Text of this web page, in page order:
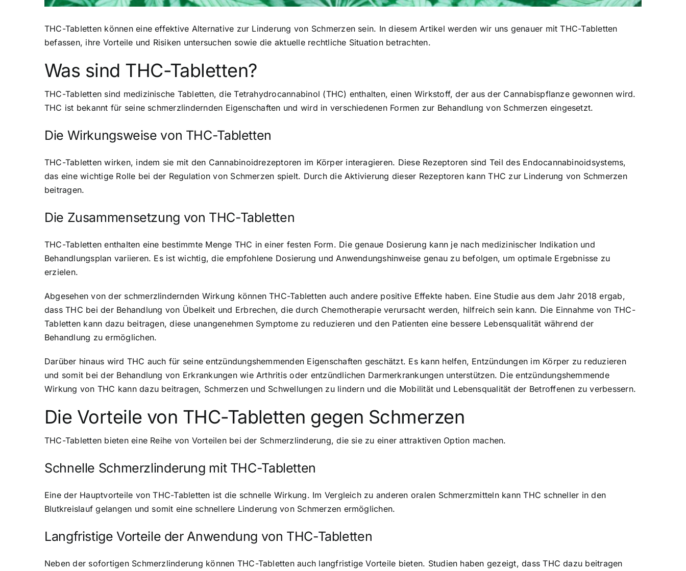
THC-Tabletten können eine effektive Alternative zur Linderung von Schmerzen sein. In diesem Artikel werden wir uns genauer mit THC-Tabletten
befassen, ihre Vorteile und Risiken untersuchen sowie die aktuelle rechtliche Situation betrachten.
Was sind THC-Tabletten?
THC-Tabletten sind medizinische Tabletten, die Tetrahydrocannabinol (THC) enthalten, einen Wirkstoff, der aus der Cannabispflanze gewonnen wird.
THC ist bekannt für seine schmerzlindernden Eigenschaften und wird in verschiedenen Formen zur Behandlung von Schmerzen eingesetzt.
Die Wirkungsweise von THC-Tabletten
THC-Tabletten wirken, indem sie mit den Cannabinoidrezeptoren im Körper interagieren. Diese Rezeptoren sind Teil des Endocannabinoidsystems,
das eine wichtige Rolle bei der Regulation von Schmerzen spielt. Durch die Aktivierung dieser Rezeptoren kann THC zur Linderung von Schmerzen
beitragen.
Die Zusammensetzung von THC-Tabletten
THC-Tabletten enthalten eine bestimmte Menge THC in einer festen Form. Die genaue Dosierung kann je nach medizinischer Indikation und
Behandlungsplan variieren. Es ist wichtig, die empfohlene Dosierung und Anwendungshinweise genau zu befolgen, um optimale Ergebnisse zu
erzielen.
Abgesehen von der schmerzlindernden Wirkung können THC-Tabletten auch andere positive Effekte haben. Eine Studie aus dem Jahr 2018 ergab,
dass THC bei der Behandlung von Übelkeit und Erbrechen, die durch Chemotherapie verursacht werden, hilfreich sein kann. Die Einnahme von THC-
Tabletten kann dazu beitragen, diese unangenehmen Symptome zu reduzieren und den Patienten eine bessere Lebensqualität während der
Behandlung zu ermöglichen.
Darüber hinaus wird THC auch für seine entzündungshemmenden Eigenschaften geschätzt. Es kann helfen, Entzündungen im Körper zu reduzieren
und somit bei der Behandlung von Erkrankungen wie Arthritis oder entzündlichen Darmerkrankungen unterstützen. Die entzündungshemmende
Wirkung von THC kann dazu beitragen, Schmerzen und Schwellungen zu lindern und die Mobilität und Lebensqualität der Betroffenen zu verbessern.
Die Vorteile von THC-Tabletten gegen Schmerzen
THC-Tabletten bieten eine Reihe von Vorteilen bei der Schmerzlinderung, die sie zu einer attraktiven Option machen.
Schnelle Schmerzlinderung mit THC-Tabletten
Eine der Hauptvorteile von THC-Tabletten ist die schnelle Wirkung. Im Vergleich zu anderen oralen Schmerzmitteln kann THC schneller in den
Blutkreislauf gelangen und somit eine schnellere Linderung von Schmerzen ermöglichen.
Langfristige Vorteile der Anwendung von THC-Tabletten
Neben der sofortigen Schmerzlinderung können THC-Tabletten auch langfristige Vorteile bieten. Studien haben gezeigt, dass THC dazu beitragen